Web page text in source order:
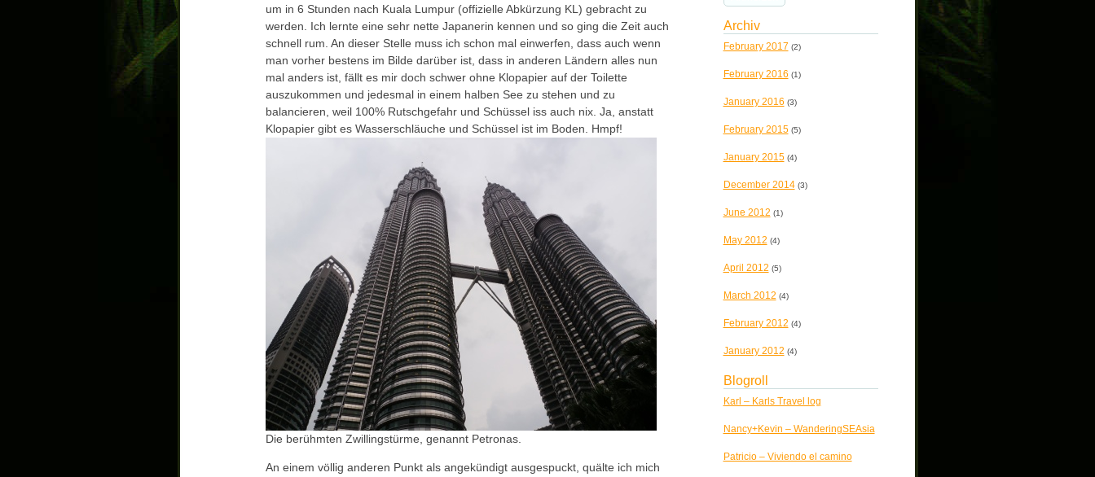
um in 6 Stunden nach Kuala Lumpur (offizielle Abkürzung KL) gebracht zu
werden. Ich lernte eine sehr nette Japanerin kennen und so ging die Zeit auch
schnell rum. An dieser Stelle muss ich schon mal einwerfen, dass auch wenn
man vorher bestens im Bilde darüber ist, dass in anderen Ländern alles nun
mal anders ist, fällt es mir doch schwer ohne Klopapier auf der Toilette
auszukommen und jedesmal in einem halben See zu stehen und zu
balancieren, weil 100% Rutschgefahr und Schüssel iss auch nix. Ja, anstatt
Klopapier gibt es Wasserschläuche und Schüssel ist im Boden. Hmpf!
Die berühmten Zwillingstürme, genannt Petronas.
An einem völlig anderen Punkt als angekündigt ausgespuckt, quälte ich mich
Archiv
February 2017 (2)
February 2016 (1)
January 2016 (3)
February 2015(5)
January 2015(4)
December 2014(3)
June 2012 (1)
May 2012 (4)
April 2012 (5)
March 2012 (4)
February 2012 (4)
January 2012 (4)
Blogroll
Karl – Karls Travel log
Nancy+Kevin – WanderingSEAsia
Patricio – Viviendo el camino